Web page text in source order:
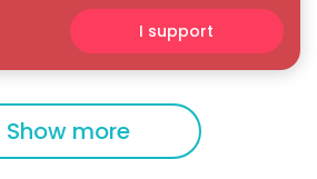
I support
Show more